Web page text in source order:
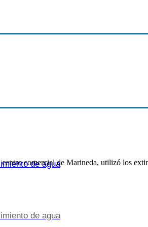
de agua
de agua
comercial de Marineda, utilizó los